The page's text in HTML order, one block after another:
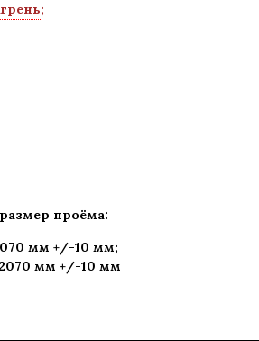
;
проёма:
мм +/-10 мм;
мм +/-10 мм